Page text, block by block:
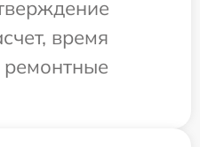
время